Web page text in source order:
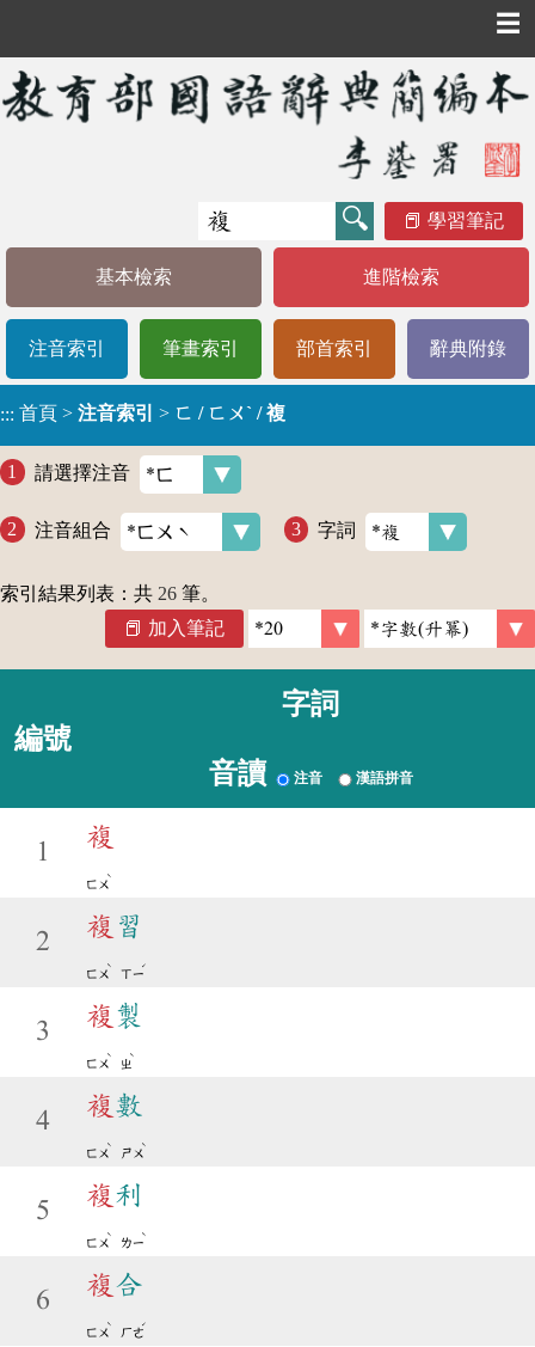
☰
學習筆記
基本檢索 進階檢索
注音索引 筆畫索引 部首索引 辭典附錄
::: 首頁 > 注音索引 > ㄈ / ㄈㄨˋ / 複
請選擇注音
注音組合 字詞
索引結果列表：共 26 筆。
加入筆記
編號
字詞
音讀 注音 漢語拼音
1
複
ㄈㄨ
ˋ
2
複 習
ㄈㄨ
ˋ
ㄒㄧ
ˊ
3
複 製
ㄈㄨ
ˋ
ㄓ
ˋ
4
複 數
ㄈㄨ
ˋ
ㄕㄨ
ˋ
5
複 利
ㄈㄨ
ˋ
ㄌㄧ
ˋ
6
複 合
ㄈㄨ
ˋ
ㄏㄜ
ˊ